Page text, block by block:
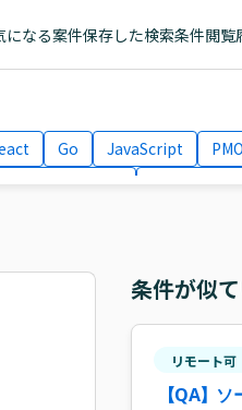
になる案件保存した検索条件閲覧
Go JavaScript PMO
条件が似
リモート可
【QA】